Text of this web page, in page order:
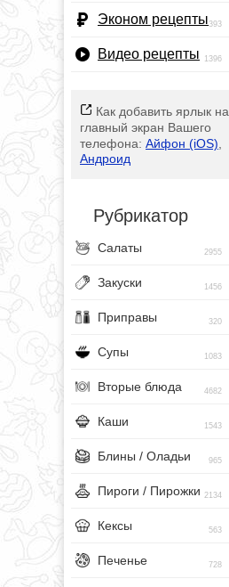
Эконом рецепты393
Видео рецепты 1396
Как добавить ярлык на
главный экран Вашего
телефона: Айфон (iOS)
Андроид
Рубрикатор
Салаты 2955
Закуски 1456
Приправы 320
Супы 1083
Вторые блюда 4682
Каши 1543
Блины / Оладьи 965
Пироги / Пирожки 2134
Кексы 563
Печенье 728